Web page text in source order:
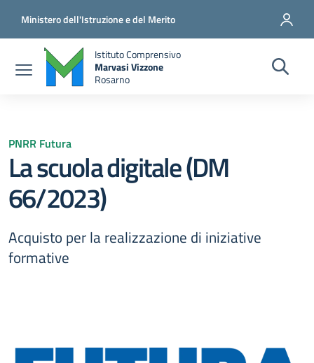
Ministero dell'Istruzione e del Merito
Istituto Comprensivo
Marvasi Vizzone
Rosarno
PNRR Futura
La scuola digitale (DM
66/2023)
Acquisto per la realizzazione di iniziative
formative